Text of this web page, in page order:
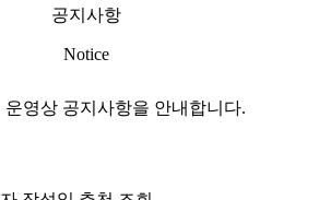
공지사항
Notice
운영상 공지사항을 안내합니다.